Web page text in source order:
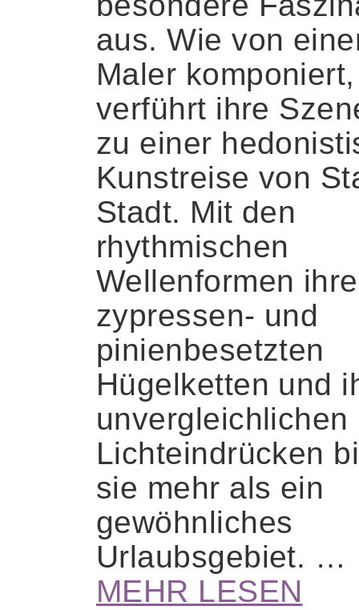
aus. Wie von
Maler komponiert,
verführt ihre
zu einer
Kunstreise von
Stadt. Mit den
rhythmischen
Wellenformen
zypressen- und
pinienbesetzten
Hügelketten und
unvergleichlichen
Lichteindrücken
sie mehr als ein
gewöhnliches
Urlaubsgebiet. …
MEHR LESEN